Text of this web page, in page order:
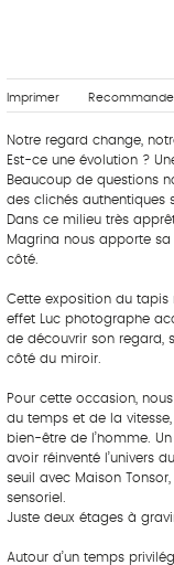
Imprimer
Notre regard change,
Est-ce une évolution ?
Beaucoup de questions
des clichés authentiques
Dans ce milieu très
Magrina nous apporte
côté.
Cette exposition du tapis
effet Luc photographe
de découvrir son regard,
côté du miroir.
Pour cette occasion,
du temps et de la
bien-être de l’homme.
avoir réinventé l’univers
seuil avec Maison
sensoriel.
Juste deux étages à
Autour d’un temps